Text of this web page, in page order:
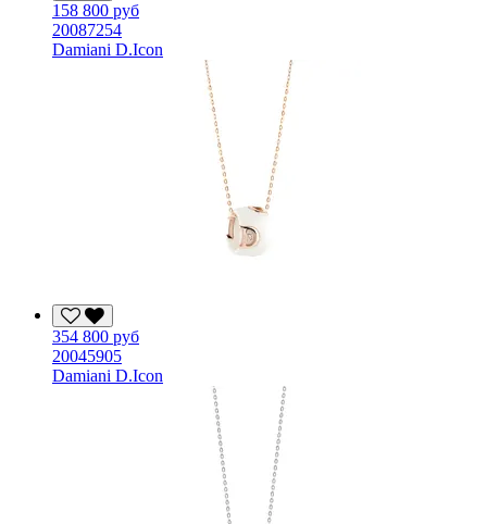
158 800 руб
20087254
Damiani D.Icon
354 800 руб
20045905
Damiani D.Icon